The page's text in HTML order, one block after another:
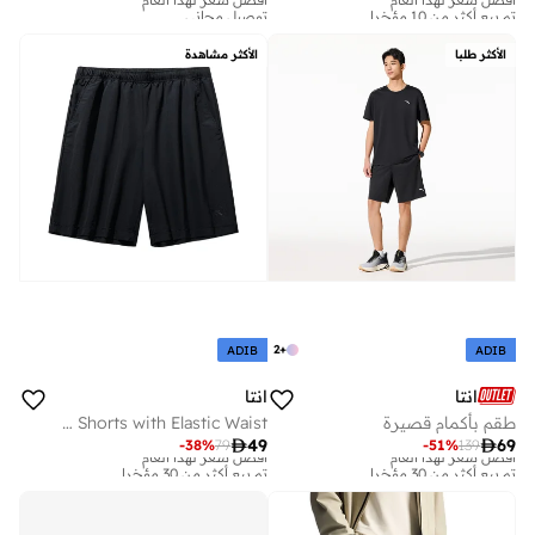
تم بيع أكثر من 10 مؤخرا
تم بيع أكثر من 10 مؤخرا
توصيل مجاني
توصيل مجاني
الأكثر طلبا
+
2 ADIB
انتا
طقم بأكمام قصيرة
69
139
-51%
أفضل سعر لهذا العام
تم بيع أكثر من 30 مؤخرا
تم بيع أكثر من 30 مؤخرا
الأكثر مشاهدة
ADIB
انتا
Men’s Lightweight Woven Shorts with Elastic Waist
49
79
-38%
أفضل سعر لهذا العام
تم بيع أكثر من 30 مؤخرا